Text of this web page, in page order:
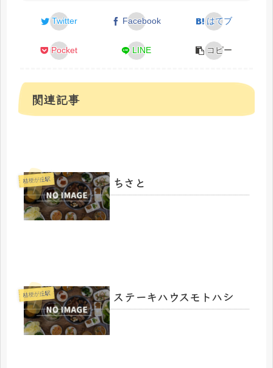
Twitter Facebook はてブ
Pocket LINE コピー
関連記事
桔梗が丘駅 ちさと
桔梗が丘駅 ステーキハウスモトハシ